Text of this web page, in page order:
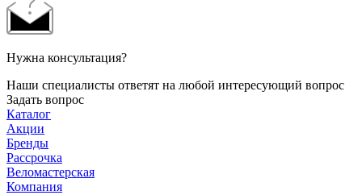
Нужна консультация?
Наши специалисты ответят на любой интересующий вопрос
Задать вопрос
Каталог
Акции
Бренды
Рассрочка
Веломастерская
Компания